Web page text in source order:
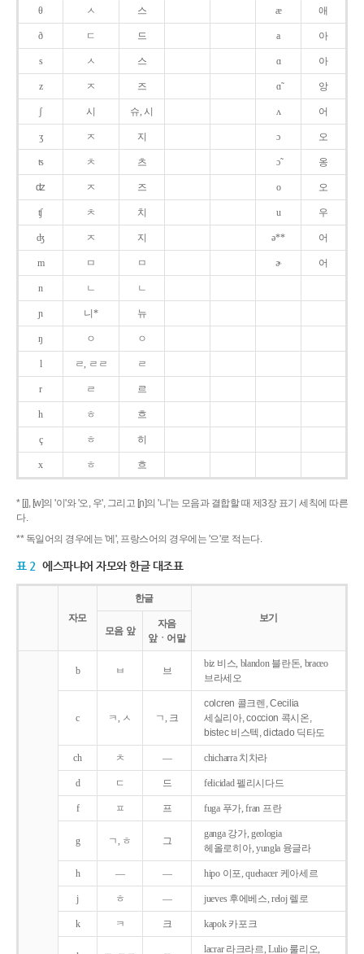
θ ㅅ 스 æ 애
ð ㄷ 드 a 아
s ㅅ 스 ɑ 아
z ㅈ 즈 ɑ̃ 앙
ʃ 시 슈, 시 ʌ 어
ʒ ㅈ 지 ɔ 오
ʦ ㅊ 츠 ɔ̃ 옹
ʣ ㅈ 즈 o 오
ʧ ㅊ 치 u 우
ʤ ㅈ 지 ə** 어
m ㅁ ㅁ ɚ 어
n ㄴ ㄴ
ɲ 니* 뉴
ŋ ㅇ ㅇ
l ㄹ, ㄹㄹ ㄹ
r ㄹ 르
h ㅎ 흐
ç ㅎ 히
x ㅎ 흐
* [j], [w]의 '이'와 '오, 우', 그리고 [ɲ]의 '니'는 모음과 결합할 때 제3장 표기 세칙에 따른
다.
** 독일어의 경우에는 '에', 프랑스어의 경우에는 '으'로 적는다.
표 2 에스파냐어 자모와 한글 대조표
자모
한글
보기
모음 앞
자음
앞ㆍ어말
b ㅂ 브
biz 비스, blandon 블란돈, braceo
브라세오
c ㅋ, ㅅ ㄱ, 크
colcren 콜크렌, Cecilia
세실리아, coccion 콕시온,
bistec 비스텍, dictado 딕타도
ch ㅊ ― chicharra 치차라
d ㄷ 드 felicidad 펠리시다드
f ㅍ 프 fuga 푸가, fran 프란
g ㄱ, ㅎ 그
ganga 강가, geologia
헤올로히아, yungla 융글라
h ― ― hipo 이포, quehacer 케아세르
j ㅎ ― jueves 후에베스, reloj 렐로
k ㅋ 크 kapok 카포크
lacrar 라크라르, Lulio 룰리오,